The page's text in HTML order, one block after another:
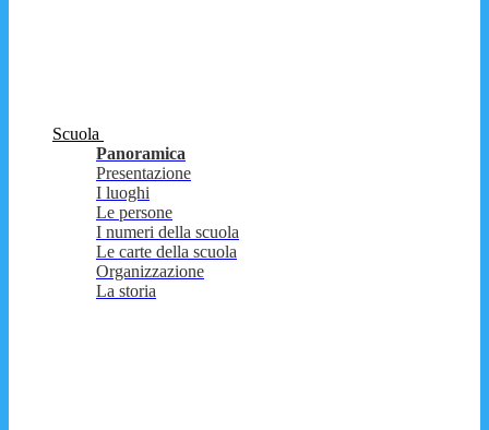
Scuola
Panoramica
Presentazione
I luoghi
Le persone
I numeri della scuola
Le carte della scuola
Organizzazione
La storia